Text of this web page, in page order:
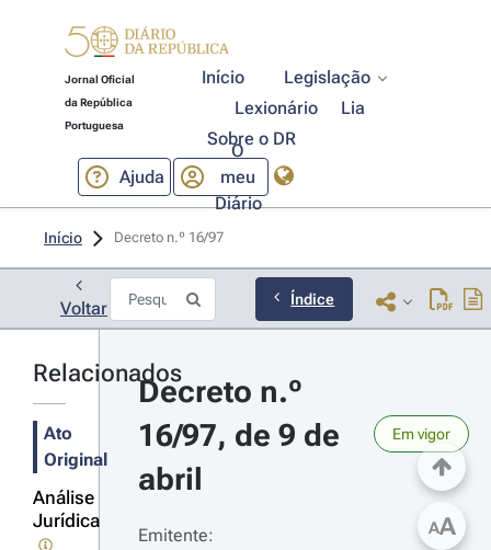
Jornal Oficial
da República
Portuguesa
Início
Legislação
Lexionário
Lia
Sobre o DR
Ajuda
O
meu
Diário
Início Decreto n.º 16/97
Voltar Índice
Relacionados
Ato
Original
Análise
Jurídica
Decreto n.º
16/97, de 9 de
abril
Em vigor
Emitente:
AA